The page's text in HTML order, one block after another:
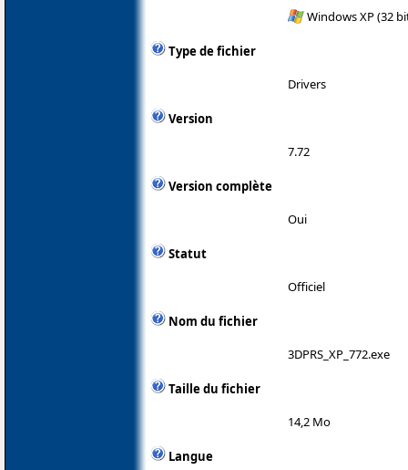
Windows XP (32
Type de fichier
Drivers
Version
7.72
Version complète
Oui
Statut
Officiel
Nom du fichier
3DPRS_XP_772.exe
Taille du fichier
14,2 Mo
Langue